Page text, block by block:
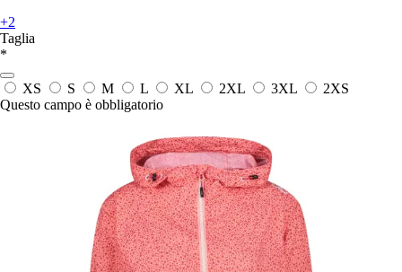
+2
Taglia
*
XS S M L XL 2XL 3XL
2XS
Questo campo è obbligatorio